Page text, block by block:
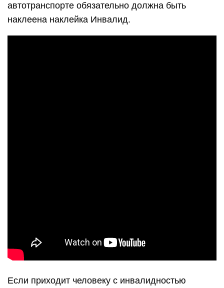
автотранспорте обязательно должна быть
наклеена наклейка Инвалид.
Если приходит человеку с инвалидностью